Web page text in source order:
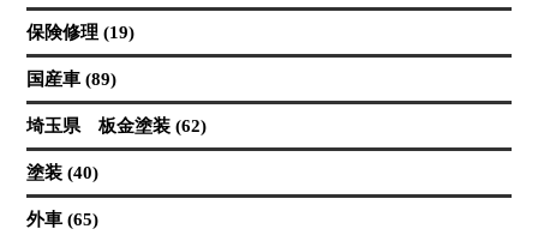
保険修理 (19)
国産車 (89)
埼玉県 板金塗装 (62)
塗装 (40)
外車 (65)